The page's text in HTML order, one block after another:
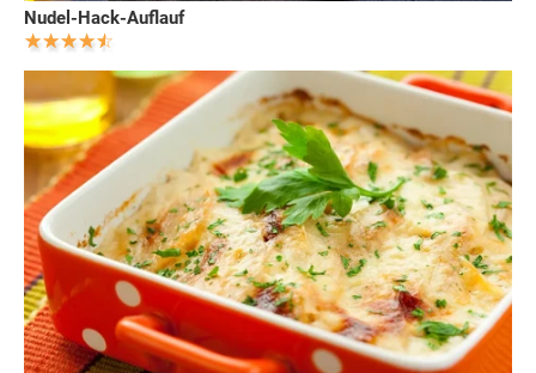
Nudel-Hack-Auflauf